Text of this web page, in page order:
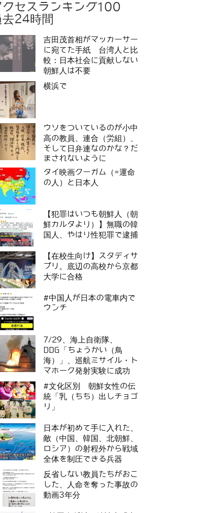
クセスランキング100
去24時間
吉田茂首相がマッカーサー
に宛てた手紙 台湾人と比
較：日本社会に貢献しない
朝鮮人は不要
横浜で
ウソをついているのが小中
高の教員、連合（労組）、
そして日弁連なのかな？だ
まされないように
タイ映画クーガム（=運命
の人）と日本人
【犯罪はいつも朝鮮人（朝
鮮カルタより）】無職の韓
国人、やはり性犯罪で逮捕
【在校生向け】スタディサ
プリ。底辺の高校から京都
大学に合格
#中国人が日本の電車内で
ウンチ
7/29、海上自衛隊、
DDG「ちょうかい（鳥
海）」、巡航ミサイル・ト
マホーク発射実験に成功
#文化区別 朝鮮女性の伝
統「乳（ちち）出しチョゴ
リ」
日本が初めて手に入れた、
敵（中国、韓国、北朝鮮、
ロシア）の射程外から戦域
全体を制圧できる兵器
反省しない教員たちがおこ
した、人命を奪った事故の
動画3年分